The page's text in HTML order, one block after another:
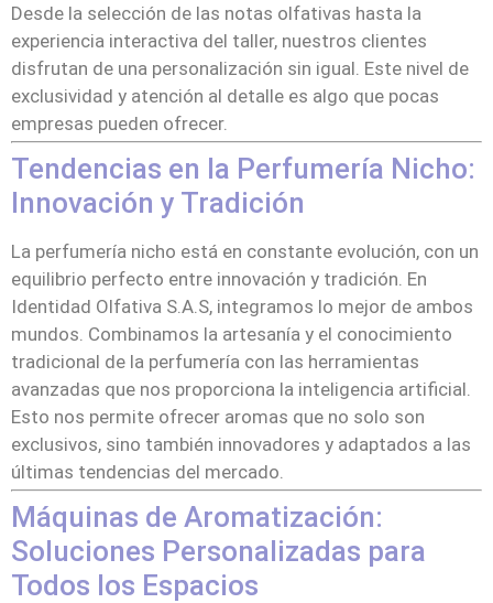
Desde la selección de las notas olfativas hasta la
experiencia interactiva del taller, nuestros clientes
disfrutan de una personalización sin igual. Este nivel de
exclusividad y atención al detalle es algo que pocas
empresas pueden ofrecer.
Tendencias en la Perfumería Nicho:
Innovación y Tradición
La perfumería nicho está en constante evolución, con un
equilibrio perfecto entre innovación y tradición. En
Identidad Olfativa S.A.S, integramos lo mejor de ambos
mundos. Combinamos la artesanía y el conocimiento
tradicional de la perfumería con las herramientas
avanzadas que nos proporciona la inteligencia artificial.
Esto nos permite ofrecer aromas que no solo son
exclusivos, sino también innovadores y adaptados a las
últimas tendencias del mercado.
Máquinas de Aromatización:
Soluciones Personalizadas para
Todos los Espacios